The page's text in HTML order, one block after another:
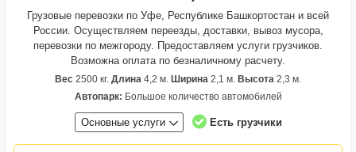
Грузовые перевозки по Уфе, Республике Башкортостан и всей
России. Осуществляем переезды, доставки, вывоз мусора,
перевозки по межгороду. Предоставляем услуги грузчиков.
Возможна оплата по безналичному расчету.
Вес 2500 кг. Длина 4,2 м. Ширина 2,1 м. Высота 2,3 м.
Автопарк: Большое количество автомобилей
Основные услуги Есть грузчики